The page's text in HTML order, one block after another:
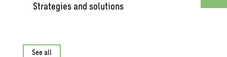
Strate­gies and so­lu­tions
See all